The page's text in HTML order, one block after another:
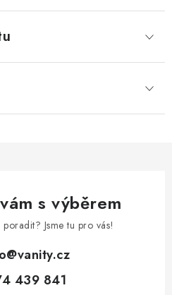
s výběrem
Jsme tu pro vás!
@vanity.cz
439 841